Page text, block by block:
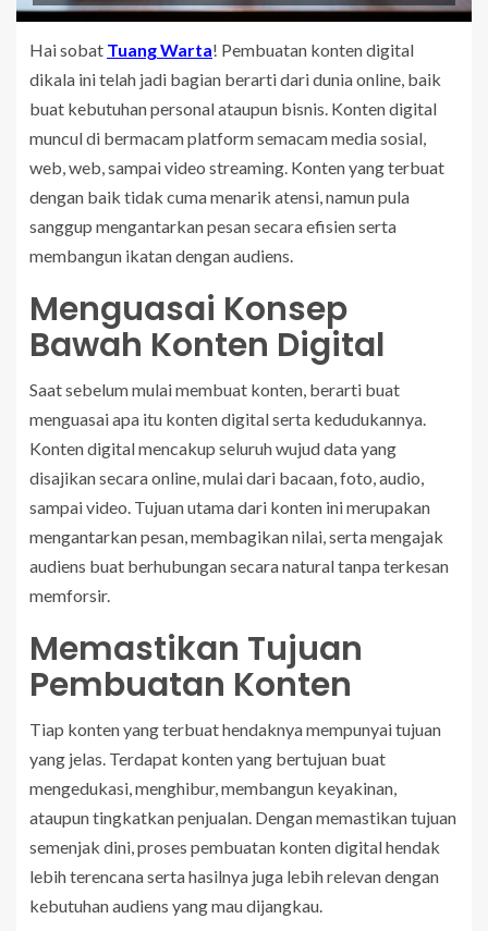
Hai sobat Tuang Warta! Pembuatan konten digital
dikala ini telah jadi bagian berarti dari dunia online, baik
buat kebutuhan personal ataupun bisnis. Konten digital
muncul di bermacam platform semacam media sosial,
web, web, sampai video streaming. Konten yang terbuat
dengan baik tidak cuma menarik atensi, namun pula
sanggup mengantarkan pesan secara efisien serta
membangun ikatan dengan audiens.
Menguasai Konsep
Bawah Konten Digital
Saat sebelum mulai membuat konten, berarti buat
menguasai apa itu konten digital serta kedudukannya.
Konten digital mencakup seluruh wujud data yang
disajikan secara online, mulai dari bacaan, foto, audio,
sampai video. Tujuan utama dari konten ini merupakan
mengantarkan pesan, membagikan nilai, serta mengajak
audiens buat berhubungan secara natural tanpa terkesan
memforsir.
Memastikan Tujuan
Pembuatan Konten
Tiap konten yang terbuat hendaknya mempunyai tujuan
yang jelas. Terdapat konten yang bertujuan buat
mengedukasi, menghibur, membangun keyakinan,
ataupun tingkatkan penjualan. Dengan memastikan tujuan
semenjak dini, proses pembuatan konten digital hendak
lebih terencana serta hasilnya juga lebih relevan dengan
kebutuhan audiens yang mau dijangkau.